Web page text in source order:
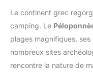
Le continent grec
camping. Le
plages magnifiques,
nombreux sites
rencontre la nature de